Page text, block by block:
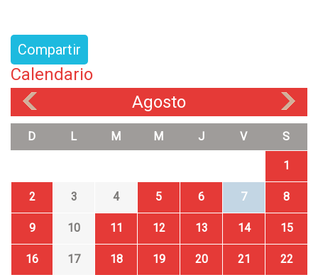
Compartir
Calendario
Agosto
D L M M J V S
1
2 3 4 5 6 7 8
9 10 11 12 13 14 15
16 17 18 19 20 21 22